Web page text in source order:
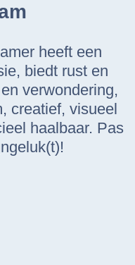
heeft een
biedt rust en
verwondering,
creatief, visueel
haalbaar. Pas